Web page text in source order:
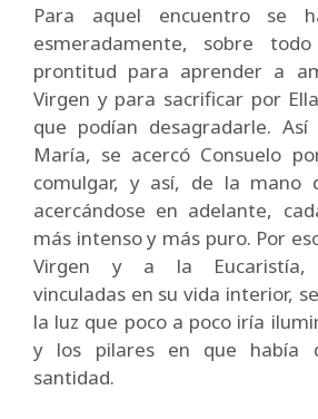
Para aquel encuentro se
esmeradamente, sobre
prontitud para aprender a
Virgen y para sacrificar por
que podían desagradarle.
María, se acercó Consuelo
comulgar, y así, de la mano
acercándose en adelante,
más intenso y más puro. Por
Virgen y a la Eucaristía,
vinculadas en su vida interior,
la luz que poco a poco iría
y los pilares en que había
santidad.